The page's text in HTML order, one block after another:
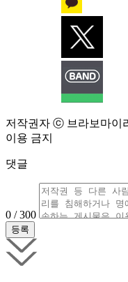
저작권자 ⓒ 브라보마이
이용 금지
댓글
0 / 300